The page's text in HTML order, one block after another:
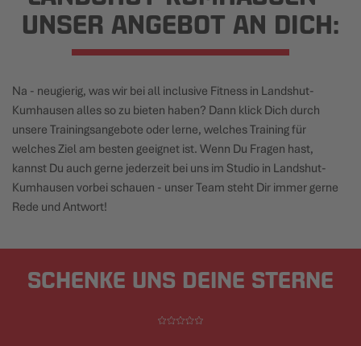
UNSER ANGEBOT AN DICH:
Na - neugierig, was wir bei all inclusive Fitness in Landshut-
Kumhausen alles so zu bieten haben? Dann klick Dich durch
unsere Trainingsangebote oder lerne, welches Training für
welches Ziel am besten geeignet ist. Wenn Du Fragen hast,
kannst Du auch gerne jederzeit bei uns im Studio in Landshut-
Kumhausen vorbei schauen - unser Team steht Dir immer gerne
Rede und Antwort!
SCHENKE UNS DEINE STERNE